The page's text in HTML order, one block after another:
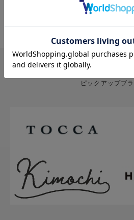
スク3枚 カモ
￥7705
PICK UP
ピックアップブ